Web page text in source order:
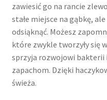
zawiesić go na rancie
stałe miejsce na gąbkę,
odsiąknąć. Możesz
które zwykle tworzyły się
sprzyja rozwojowi bakterii
zapachom. Dzięki
świeża.